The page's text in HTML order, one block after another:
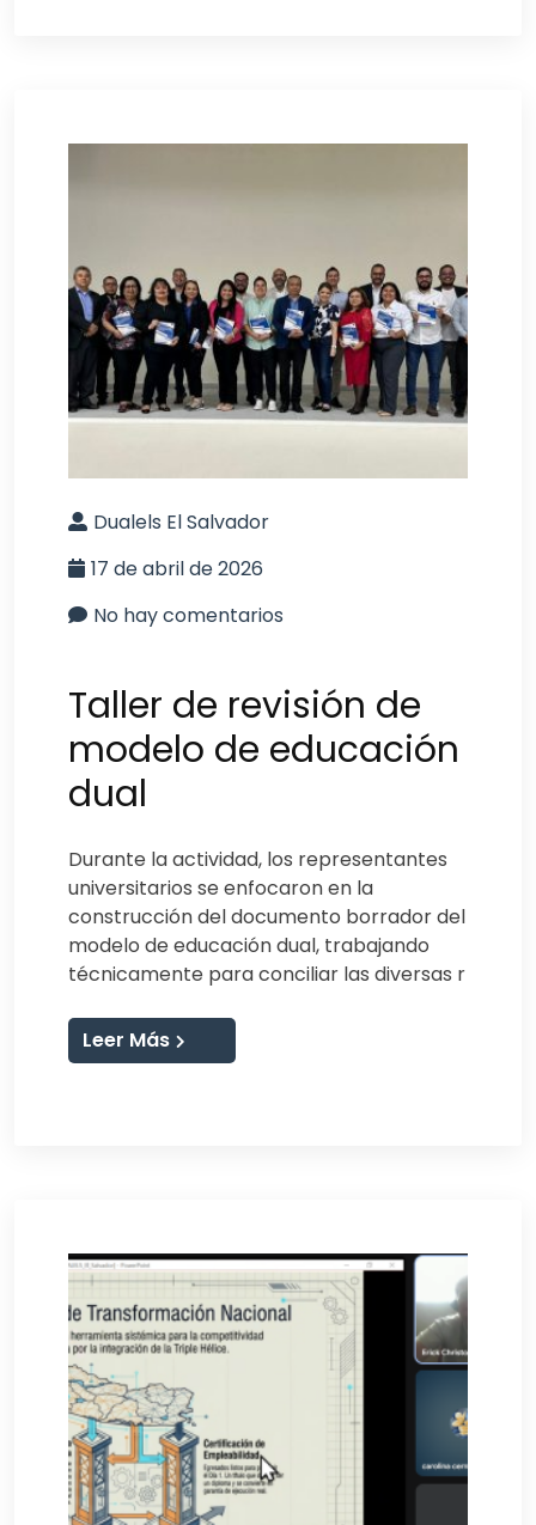
Dualels El Salvador
17 de abril de 2026
No hay comentarios
Taller de revisión de
modelo de educación
dual
Durante la actividad, los representantes
universitarios se enfocaron en la
construcción del documento borrador del
modelo de educación dual, trabajando
técnicamente para conciliar las diversas r
Leer Más